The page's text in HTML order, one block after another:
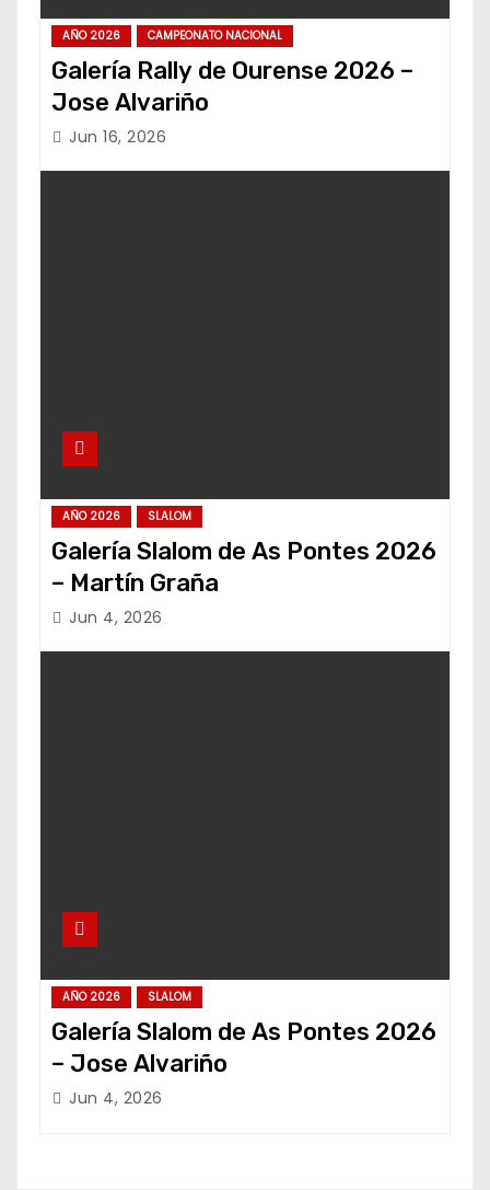
AÑO 2026 CAMPEONATO NACIONAL
Galería Rally de Ourense 2026 –
Jose Alvariño
Jun 16, 2026
AÑO 2026 SLALOM
Galería Slalom de As Pontes 2026
– Martín Graña
Jun 4, 2026
AÑO 2026 SLALOM
Galería Slalom de As Pontes 2026
– Jose Alvariño
Jun 4, 2026